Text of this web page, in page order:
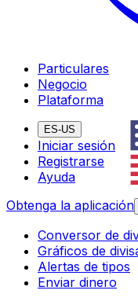
Particulares
Negocio
Plataforma
ES-US
Iniciar sesión
Registrarse
Ayuda
Obtenga la aplicación
Conversor de
Gráficos de
Alertas de tipos
Enviar dinero